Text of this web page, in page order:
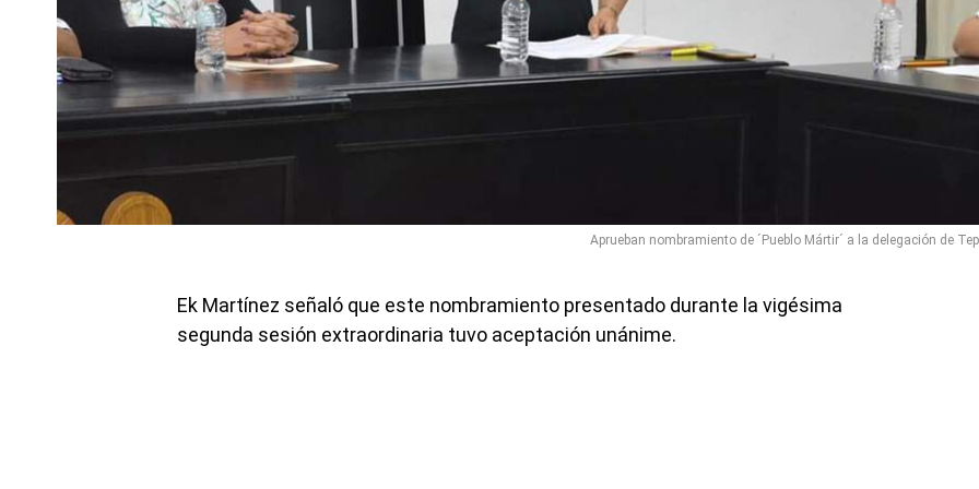
Aprueban nombramiento de ´Pueblo Mártir´ a la delegación de
Ek Martínez señaló que este nombramiento presentado durante la vigésima
segunda sesión extraordinaria tuvo aceptación unánime.